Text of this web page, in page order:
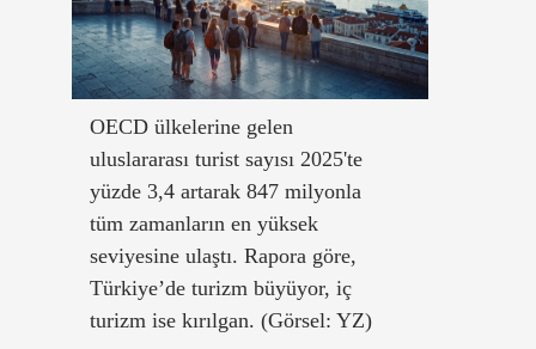
OECD ülkelerine gelen
uluslararası turist sayısı 2025'te
yüzde 3,4 artarak 847 milyonla
tüm zamanların en yüksek
seviyesine ulaştı. Rapora göre,
Türkiye’de turizm büyüyor, iç
turizm ise kırılgan. (Görsel: YZ)